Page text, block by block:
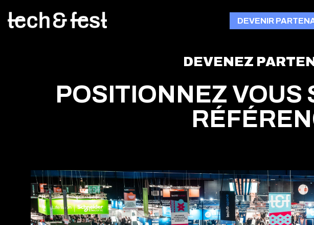
DEVENIR
DEVENEZ
POSITIONNEZ VOUS